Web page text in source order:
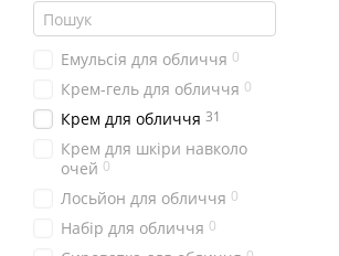
Емульсія для обличчя 0
Крем-гель для обличчя 0
Крем для обличчя 31
Крем для шкіри навколо
очей 0
Лосьйон для обличчя 0
Набір для обличчя 0